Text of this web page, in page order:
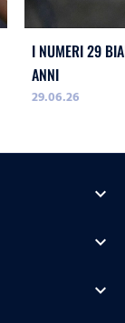
I NUMERI 29
ANNI
29.06.26
expand_more
expand_more
expand_more